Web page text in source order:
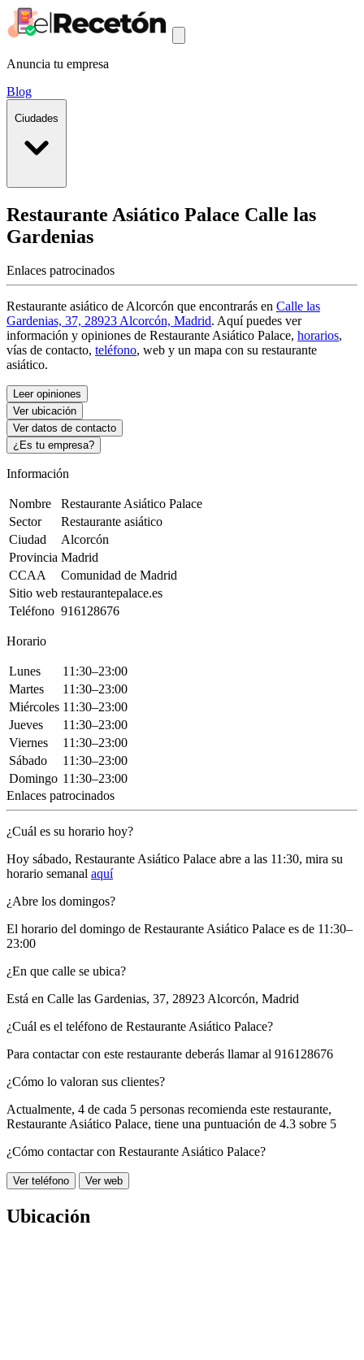
Anuncia tu empresa
Blog
Ciudades
Restaurante Asiático Palace Calle las
Gardenias
Enlaces patrocinados
Restaurante asiático de Alcorcón que encontrarás en Calle las
Gardenias, 37, 28923 Alcorcón, Madrid. Aquí puedes ver
información y opiniones de Restaurante Asiático Palace, horarios,
vías de contacto, teléfono, web y un mapa con su restaurante
asiático.
Leer opiniones
Ver ubicación
Ver datos de contacto
¿Es tu empresa?
Información
Nombre
Restaurante Asiático Palace
Sector
Restaurante asiático
Ciudad
Alcorcón
Provincia Madrid
CCAA
Comunidad de Madrid
Sitio web restaurantepalace.es
Teléfono 916128676
Horario
Lunes
11:30–23:00
Martes
11:30–23:00
Miércoles 11:30–23:00
Jueves
11:30–23:00
Viernes
11:30–23:00
Sábado
11:30–23:00
Domingo 11:30–23:00
Enlaces patrocinados
¿Cuál es su horario hoy?
Hoy sábado, Restaurante Asiático Palace abre a las 11:30, mira su
horario semanal aquí
¿Abre los domingos?
El horario del domingo de Restaurante Asiático Palace es de 11:30–
23:00
¿En que calle se ubica?
Está en Calle las Gardenias, 37, 28923 Alcorcón, Madrid
¿Cuál es el teléfono de Restaurante Asiático Palace?
Para contactar con este restaurante deberás llamar al 916128676
¿Cómo lo valoran sus clientes?
Actualmente, 4 de cada 5 personas recomienda este restaurante,
Restaurante Asiático Palace, tiene una puntuación de 4.3 sobre 5
¿Cómo contactar con Restaurante Asiático Palace?
Ver teléfono Ver web
Ubicación